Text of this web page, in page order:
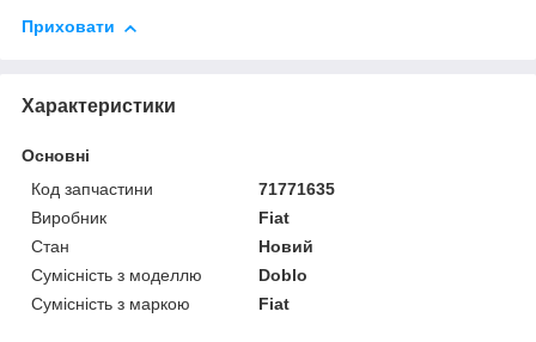
Приховати
Характеристики
Основні
Код запчастини
71771635
Виробник
Fiat
Стан
Новий
Сумісність з моделлю
Doblo
Сумісність з маркою
Fiat